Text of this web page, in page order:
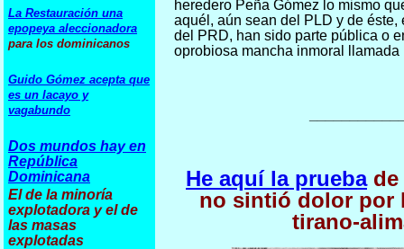
La Restauración una
epopeya aleccionadora
para los dominicanos
Guido Gómez acepta que
es un lacayo y
vagabundo
Dos mundos hay en
República
Dominicana
El de la minoría
explotadora y el de
las masas
explotadas
heredero Peña Gómez lo mismo
aquél, aún sean del PLD y de éste,
del PRD, han sido parte pública o
oprobiosa mancha inmoral llamada
He aquí la pruebade
no sintió dolor por
tirano-